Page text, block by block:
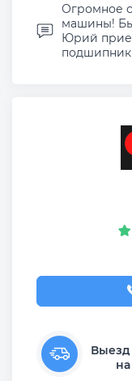
Огромное
машины!
Юрий
подшипник
Выезд